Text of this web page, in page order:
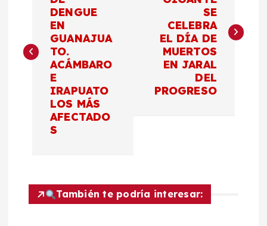
e
ó
DENGUE
EN
GUANAJUA
TO.
ACÁMBARO
E
IRAPUATO
LOS MÁS
AFECTADO
S
SE
CELEBRA
EL DÍA DE
MUERTOS
EN JARAL
DEL
PROGRESO
También te podría interesar: